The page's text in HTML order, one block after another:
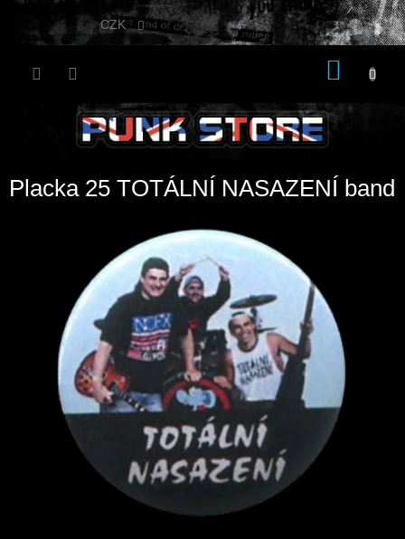
Přejít
CZK
Placka 25 TOTÁLNÍ NASAZENÍ band